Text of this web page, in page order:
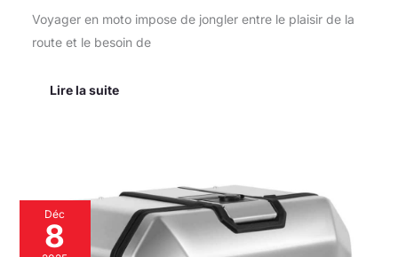
Voyager en moto impose de jongler entre le plaisir de la
route et le besoin de
Lire la suite
Déc
8
Test
de
la